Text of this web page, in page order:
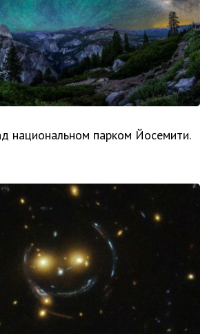
национальном парком Йосемити.